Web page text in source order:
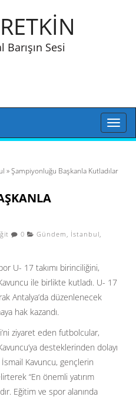
Sesi
Toggle
» Şampiyonluğu Başkanla Kutladılar
0 Gündem , İstanbul,
U- 17 takımı birinciliğini,
ile birlikte kutladı. U- 17
Antalya’da düzenlenecek
hak kazandı.
ziyaret eden futbolcular,
desteklerinden dolayı
Kavuncu, gençlerin
“En önemli yatırım
Eğitim ve spor alanında